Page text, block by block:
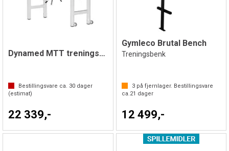
Dynamed MTT treningsbenk 3-delt
Bestillingsvare ca. 30 dager
(estimat)
22 339,-
Gymleco Brutal Bench
Treningsbenk
3på fjernlager. Bestillingsvare
ca.21 dager
12 499,-